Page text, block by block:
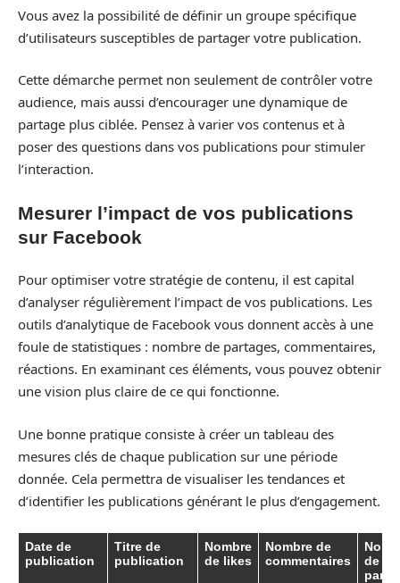
Vous avez la possibilité de définir un groupe spécifique
d’utilisateurs susceptibles de partager votre publication.
Cette démarche permet non seulement de contrôler votre
audience, mais aussi d’encourager une dynamique de
partage plus ciblée. Pensez à varier vos contenus et à
poser des questions dans vos publications pour stimuler
l’interaction.
Mesurer l’impact de vos publications
sur Facebook
Pour optimiser votre stratégie de contenu, il est capital
d’analyser régulièrement l’impact de vos publications. Les
outils d’analytique de Facebook vous donnent accès à une
foule de statistiques : nombre de partages, commentaires,
réactions. En examinant ces éléments, vous pouvez obtenir
une vision plus claire de ce qui fonctionne.
Une bonne pratique consiste à créer un tableau des
mesures clés de chaque publication sur une période
donnée. Cela permettra de visualiser les tendances et
d’identifier les publications générant le plus d’engagement.
Date de
publication
Titre de
publication
Nombre
de likes
Nombre de
commentaires
de